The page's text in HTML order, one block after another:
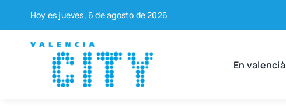
contenido
Hoy es jue­ves, 6 de agos­to de 2026
En valen­cià